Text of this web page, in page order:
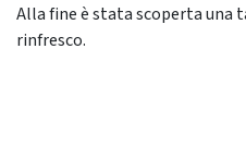
Alla fine è stata scoperta una
rinfresco.